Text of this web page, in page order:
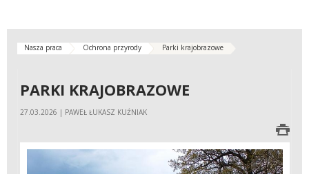
Nasza praca Ochrona przyrody Parki krajobrazowe
PARKI KRAJOBRAZOWE
27.03.2026 | PAWEŁ ŁUKASZ KUŹNIAK